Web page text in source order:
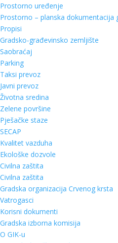
Prostorno uređenje
Prostorno – planska dokumentacija
Propisi
Gradsko-građevinsko zemljište
Saobraćaj
Parking
Taksi prevoz
Javni prevoz
Životna sredina
Zelene površine
Pješačke staze
SECAP
Kvalitet vazduha
Ekološke dozvole
Civilna zaštita
Civilna zaštita
Gradska organizacija Crvenog krsta
Vatrogasci
Korisni dokumenti
Gradska izborna komisija
O GIK-u